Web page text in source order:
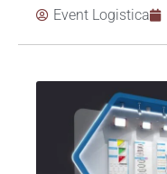
Event Logistica